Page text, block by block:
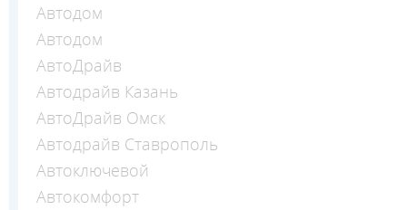
Автодом
Автодом
АвтоДрайв
Автодрайв Казань
АвтоДрайв Омск
Автодрайв Ставрополь
Автоключевой
Автокомфорт